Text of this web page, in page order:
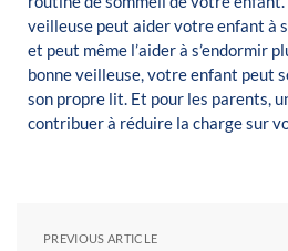
veilleuse peut aider votre enfant à
et peut même l’aider à s’endormir
bonne veilleuse, votre enfant peut
son propre lit. Et pour les parents,
contribuer à réduire la charge sur
PREVIOUS ARTICLE